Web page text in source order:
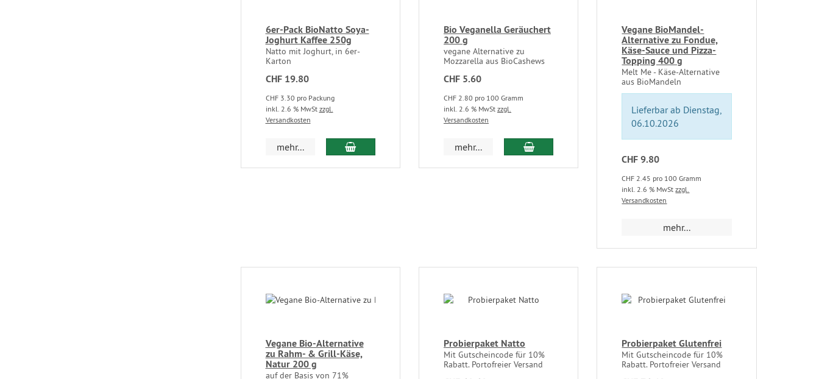
6er-Pack BioNatto Soya-
Joghurt Kaffee 250g
Natto mit Joghurt, in 6er-
Karton
CHF 19.80
CHF 3.30 pro Packung
inkl. 2.6 % MwSt zzgl.
Versandkosten
mehr...
Bio Veganella Geräuchert
200 g
vegane Alternative zu
Mozzarella aus BioCashews
CHF 5.60
CHF 2.80 pro 100 Gramm
inkl. 2.6 % MwSt zzgl.
Versandkosten
mehr...
Vegane BioMandel-
Alternative zu Fondue,
Käse-Sauce und Pizza-
Topping 400 g
Melt Me - Käse-Alternative
aus BioMandeln
Lieferbar ab Dienstag,
06.10.2026
CHF 9.80
CHF 2.45 pro 100 Gramm
inkl. 2.6 % MwStzzgl.
Versandkosten
mehr...
Vegane Bio-Alternative
zu Rahm- & Grill-Käse,
Natur 200 g
auf der Basis von 71%
Probierpaket Natto
Mit Gutscheincode für 10%
Rabatt. Portofreier Versand
Probierpaket Glutenfrei
Mit Gutscheincode für 10%
Rabatt. Portofreier Versand